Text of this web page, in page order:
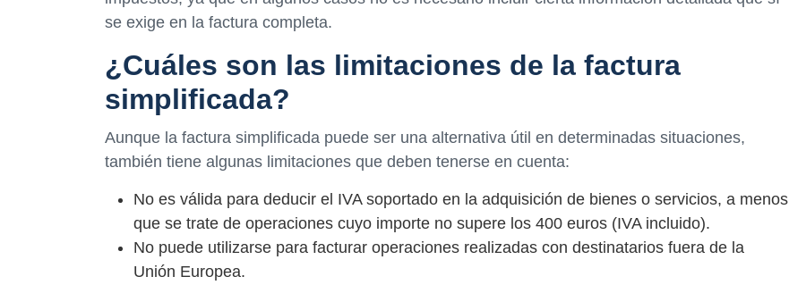
se exige en la factura completa.
¿Cuáles son las limitaciones de la factura
simplificada?
Aunque la factura simplificada puede ser una alternativa útil en determinadas situaciones,
también tiene algunas limitaciones que deben tenerse en cuenta:
No es válida para deducir el IVA soportado en la adquisición de bienes o servicios, a menos
que se trate de operaciones cuyo importe no supere los 400 euros (IVA incluido).
No puede utilizarse para facturar operaciones realizadas con destinatarios fuera de la
Unión Europea.